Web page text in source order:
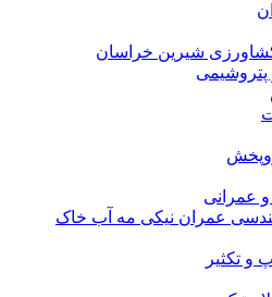
شیرین خراسان
پتروشیمی
عمرانی
عمران نیکی مه آب خاک
و تکثير